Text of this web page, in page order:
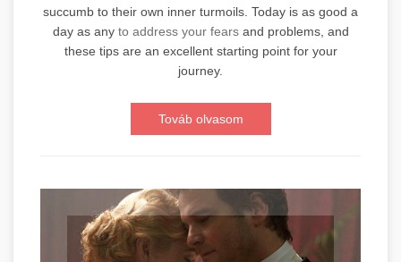
succumb to their own inner turmoils. Today is as good a
day as any to address your fearsand problems, and
these tips are an excellent starting point for your
journey.
Továb olvasom